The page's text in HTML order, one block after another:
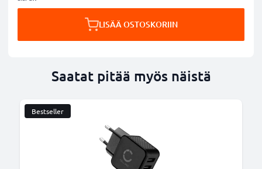
LISÄÄ OSTOSKORIIN
Saatat pitää myös näistä
Bestseller